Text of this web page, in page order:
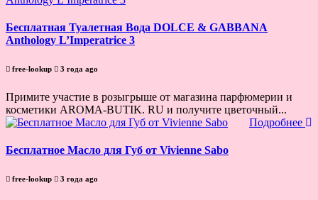
Бесплатная Туалетная Вода DOLCE & GABBANA
Anthology L’Imperatrice 3
free-lookup 3 года ago
Примите участие в розыгрыше от магазина парфюмерии и
косметики AROMA-BUTIK. RU и получите цветочный...
Подробнее
Бесплатное Масло для Губ от Vivienne Sabo
free-lookup 3 года ago